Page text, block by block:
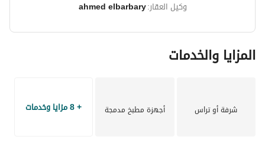
وكيل العقار:ahmed elbarbary
المزايا والخدمات
شرفة أو تراس أجهزة مطبخ مدمجة + 8 مزايا وخدمات